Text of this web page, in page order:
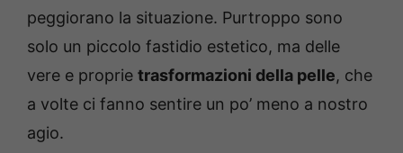
peggiorano la situazione. Purtroppo sono
solo un piccolo fastidio estetico, ma delle
vere e proprie trasformazioni della pelle, che
a volte ci fanno sentire un po’ meno a nostro
agio.